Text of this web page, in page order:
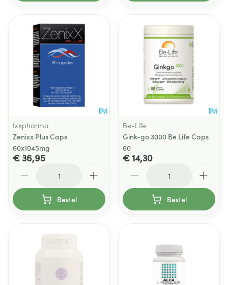
Ixxpharma
Zenixx Plus Caps
60x1045mg
€ 36,95
Bestel
Be-Life
Gink-go 3000 Be Life Caps
60
€ 14,30
Bestel